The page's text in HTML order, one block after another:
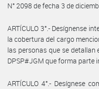
N° 2098 de fecha 3 de
ARTÍCULO 3°.- Desígnense
la cobertura del cargo
las personas que se detallan
DPSP#JGM que forma parte
ARTÍCULO 4°.- Desígnese